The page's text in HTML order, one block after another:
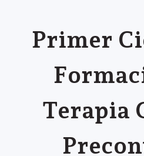
Primer
Terapia